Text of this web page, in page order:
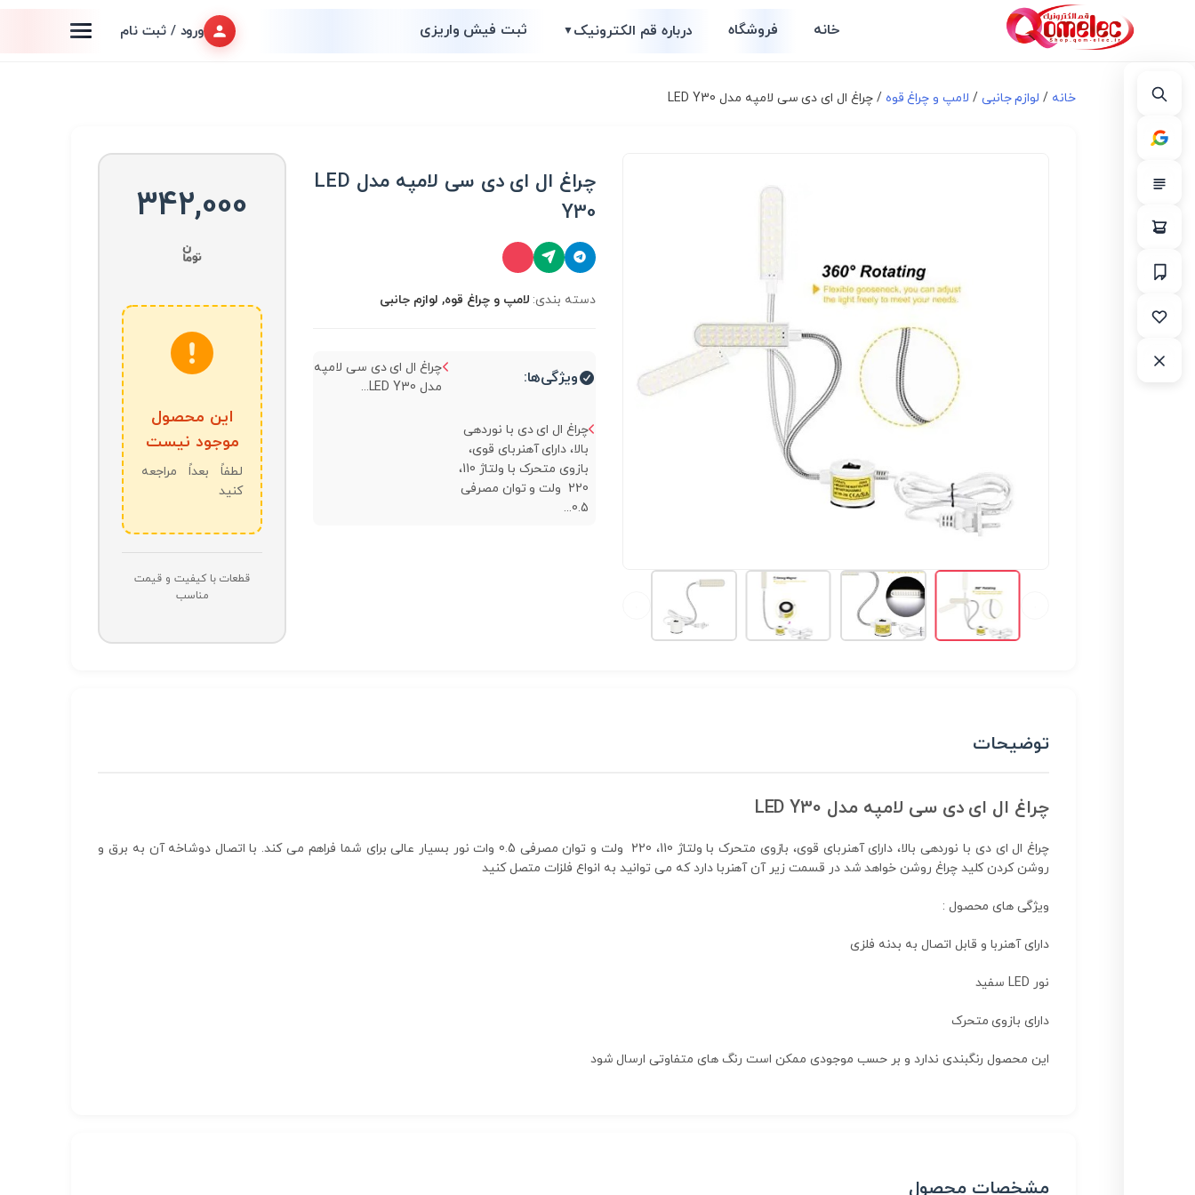
خانه فروشگاه درباره قم الکترونیک▼ ثبت فیش واریزی ورود / ثبت نام
خانه / لوازم جانبی / لامپ و چراغ قوه / چراغ ال ای دی سی لامپه مدل LED Y30
چراغ ال ای دی سی لامپه مدل LED
Y30
دسته بندی: لامپ و چراغ قوه, لوازم جانبی
ویژگی‌ها:
چراغ ال ای دی سی لامپه
مدل LED Y30...
چراغ ال ای دی با نوردهی
بالا، دارای آهنربای قوی،
بازوی متحرک با ولتاژ 110،
220 ولت و توان مصرفی
0.5...
342,000
این محصول
موجود نیست
لطفاً بعداً مراجعه
کنید
قطعات با کیفیت و قیمت
مناسب
توضیحات
چراغ ال ای دی سی لامپه مدل LED Y30
چراغ ال ای دی با نوردهی بالا، دارای آهنربای قوی، بازوی متحرک با ولتاژ 110، 220 ولت و توان مصرفی 0.5 وات نور بسیار عالی برای شما فراهم می کند. با اتصال دوشاخه آن به برق و
روشن کردن کلید چراغ روشن خواهد شد در قسمت زیر آن آهنربا دارد که می توانید به انواع فلزات متصل کنید
ویژگی های محصول :
دارای آهنربا و قابل اتصال به بدنه فلزی
نور LED سفید
دارای بازوی متحرک
این محصول رنگبندی ندارد و بر حسب موجودی ممکن است رنگ های متفاوتی ارسال شود
مشخصات محصول